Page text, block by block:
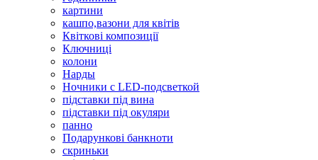
картини
кашпо,вазони для квітів
Квіткові композиції
Ключниці
колони
Нарды
Ночники с LED-подсветкой
підставки під вина
підставки під окуляри
панно
Подарункові банкноти
скриньки